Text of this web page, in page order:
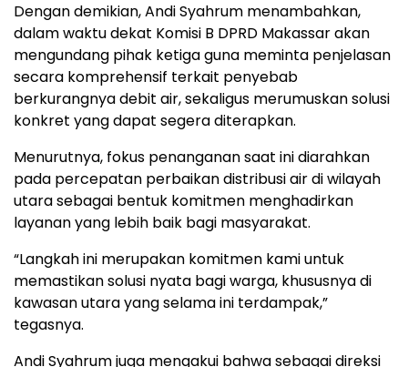
Dengan demikian, Andi Syahrum menambahkan,
dalam waktu dekat Komisi B DPRD Makassar akan
mengundang pihak ketiga guna meminta penjelasan
secara komprehensif terkait penyebab
berkurangnya debit air, sekaligus merumuskan solusi
konkret yang dapat segera diterapkan.
Menurutnya, fokus penanganan saat ini diarahkan
pada percepatan perbaikan distribusi air di wilayah
utara sebagai bentuk komitmen menghadirkan
layanan yang lebih baik bagi masyarakat.
“Langkah ini merupakan komitmen kami untuk
memastikan solusi nyata bagi warga, khususnya di
kawasan utara yang selama ini terdampak,”
tegasnya.
Andi Syahrum juga mengakui bahwa sebagai direksi